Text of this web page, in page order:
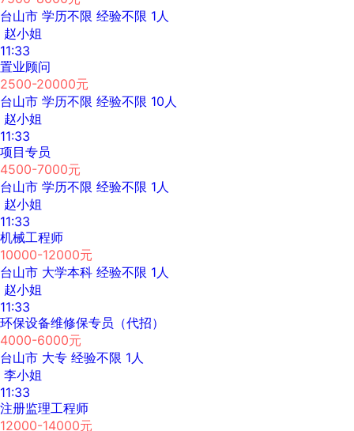
台山市 学历不限 经验不限 1人
赵小姐
11:33
置业顾问
2500-20000元
台山市 学历不限 经验不限 10人
赵小姐
11:33
项目专员
4500-7000元
台山市 学历不限 经验不限 1人
赵小姐
11:33
机械工程师
10000-12000元
台山市 大学本科 经验不限 1人
赵小姐
11:33
环保设备维修保专员（代招）
4000-6000元
台山市 大专 经验不限 1人
李小姐
11:33
注册监理工程师
12000-14000元